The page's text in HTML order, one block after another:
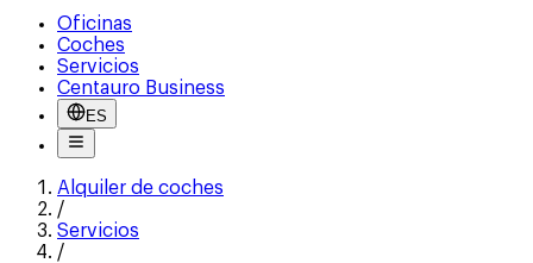
Oficinas
Coches
Servicios
Centauro Business
ES
Alquiler de coches
/
Servicios
/